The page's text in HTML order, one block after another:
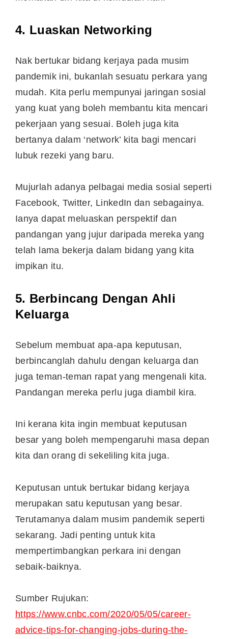
4. Luaskan Networking
Nak bertukar bidang kerjaya pada musim
pandemik ini, bukanlah sesuatu perkara yang
mudah. Kita perlu mempunyai jaringan sosial
yang kuat yang boleh membantu kita mencari
pekerjaan yang sesuai. Boleh juga kita
bertanya dalam ‘network’ kita bagi mencari
lubuk rezeki yang baru.
Mujurlah adanya pelbagai media sosial seperti
Facebook, Twitter, LinkedIn dan sebagainya.
Ianya dapat meluaskan perspektif dan
pandangan yang jujur daripada mereka yang
telah lama bekerja dalam bidang yang kita
impikan itu.
5. Berbincang Dengan Ahli
Keluarga
Sebelum membuat apa-apa keputusan,
berbincanglah dahulu dengan keluarga dan
juga teman-teman rapat yang mengenali kita.
Pandangan mereka perlu juga diambil kira.
Ini kerana kita ingin membuat keputusan
besar yang boleh mempengaruhi masa depan
kita dan orang di sekeliling kita juga.
Keputusan untuk bertukar bidang kerjaya
merupakan satu keputusan yang besar.
Terutamanya dalam musim pandemik seperti
sekarang. Jadi penting untuk kita
mempertimbangkan perkara ini dengan
sebaik-baiknya.
Sumber Rujukan:
https://www.cnbc.com/2020/05/05/career-
advice-tips-for-changing-jobs-during-the-